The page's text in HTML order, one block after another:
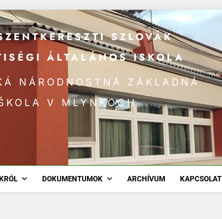
SZLOVÁK
ÁLTALÁNOS ISKOLA
NÁRODNOSTNÁ ZÁKLADNÁ
V MLYNKOCH
DOKUMENTUMOK ARCHÍVUM KAPCSOLAT